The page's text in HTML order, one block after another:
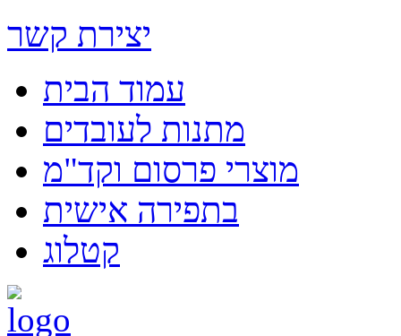
יצירת קשר
עמוד הבית
מתנות לעובדים
מוצרי פרסום וקד"מ
בתפירה אישית
קטלוג